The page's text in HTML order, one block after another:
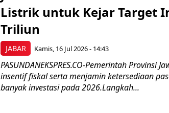
JABAR
Listrik untuk Kejar Target
Triliun
Kamis, 16 Jul 2026 - 14:43
PASUNDANEKSPRES.CO-Pemerintah Provinsi
insentif fiskal serta menjamin ketersediaan
banyak investasi pada 2026.Langkah...